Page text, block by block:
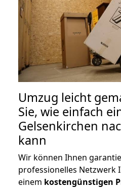
Umzug leicht
Sie, wie einfach
Gelsenkirchen
kann
Wir können Ihnen
professionelles Netzwerk
einem kostengünstigen